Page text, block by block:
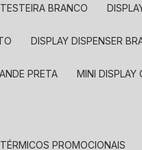
BRANCO
DISPLAY DISPENSER
PRETA MINI
TÉRMICOS PROMOCIONAIS